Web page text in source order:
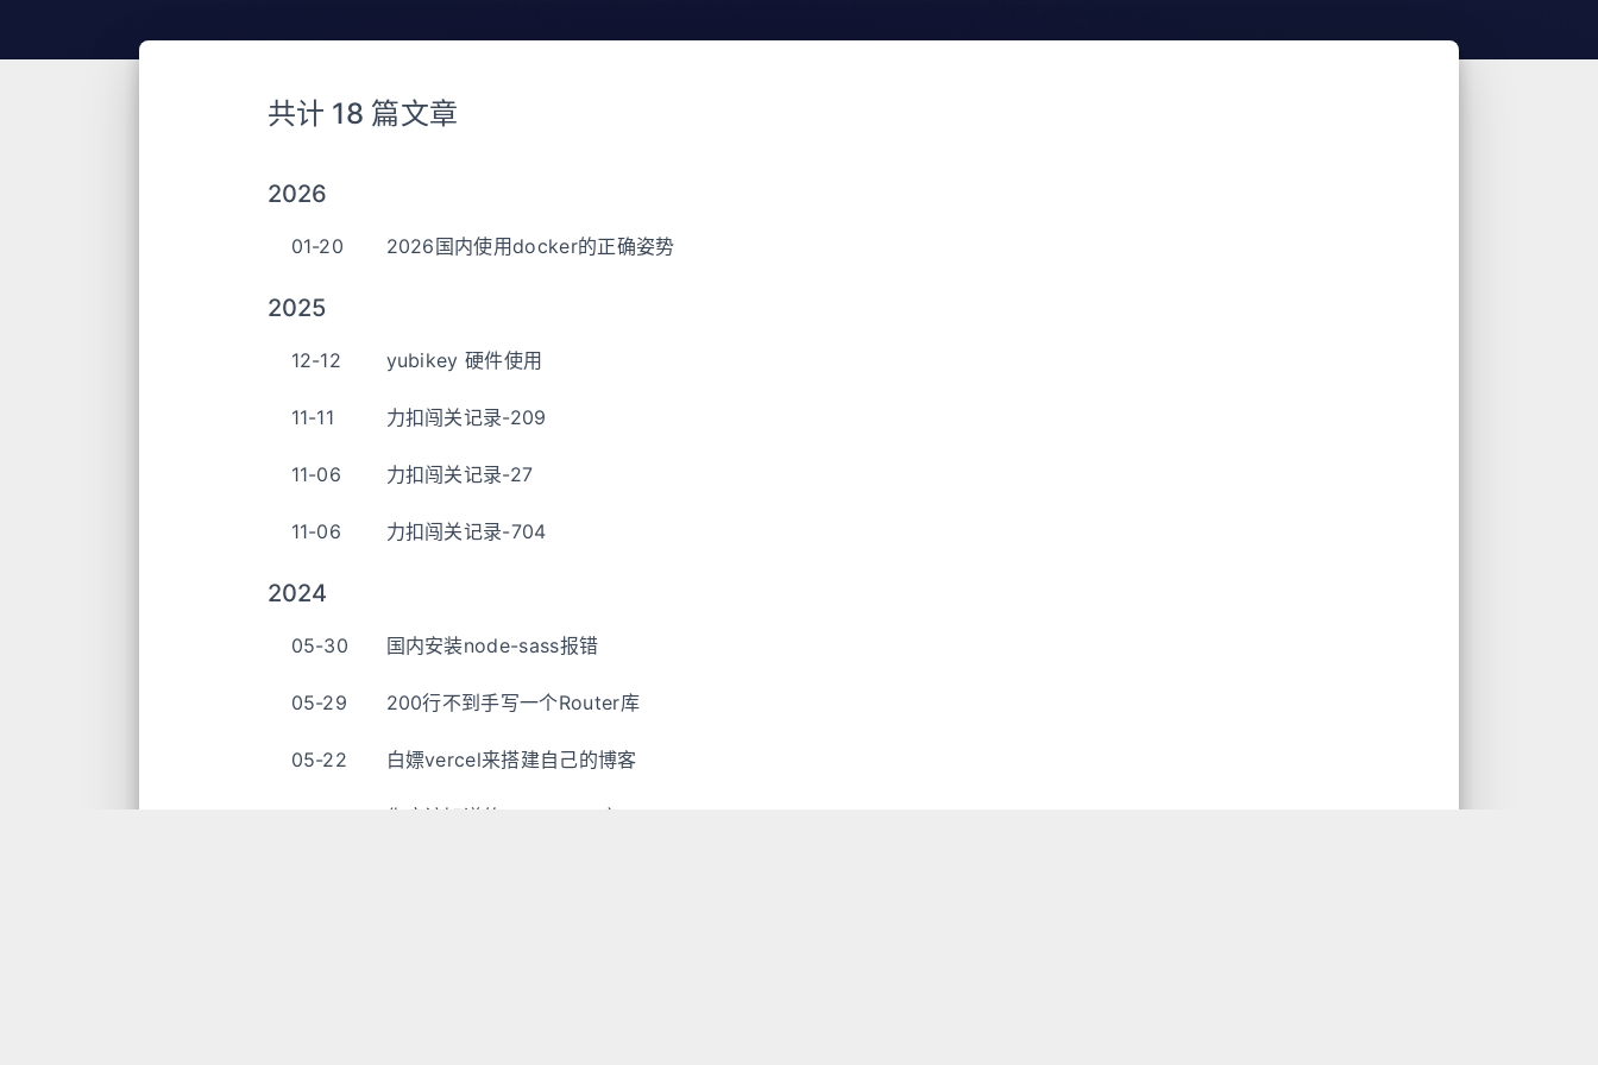
共计 18 篇文章
2026
01-20 2026国内使用docker的正确姿势
2025
12-12 yubikey 硬件使用
11-11 力扣闯关记录-209
11-06 力扣闯关记录-27
11-06 力扣闯关记录-704
2024
05-30 国内安装node-sass报错
05-29 200行不到手写一个Router库
05-22 白嫖vercel来搭建自己的博客
你应该知道的vue router库